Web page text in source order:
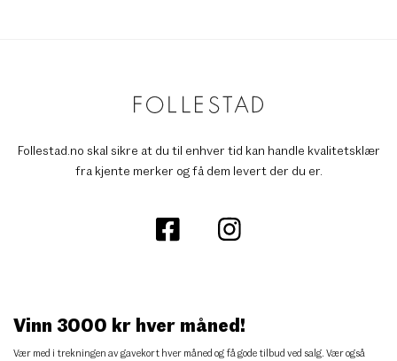
Follestad.no skal sikre at du til enhver tid kan handle kvalitetsklær
fra kjente merker og få dem levert der du er.
Vinn 3000 kr hver måned!
Vær med i trekningen av gavekort hver måned og få gode tilbud ved salg. Vær også